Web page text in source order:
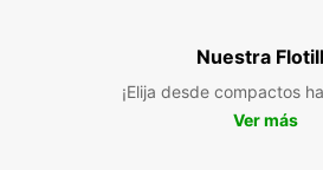
Nuestra
¡Elija desde compactos
Ver más